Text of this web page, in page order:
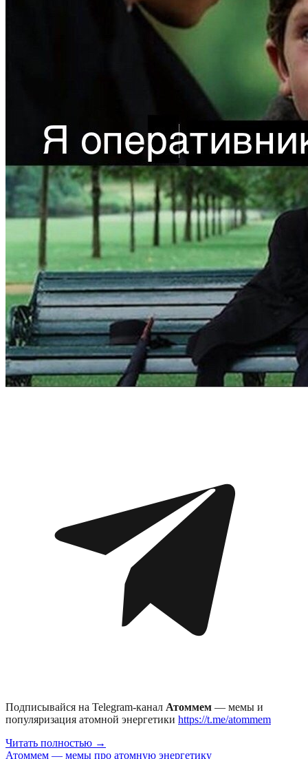
Подписывайся на Telegram-канал Атоммем — мемы и
популяризация атомной энергетики https://t.me/atommem
Читать полностью →
Атоммем — мемы про атомную энергетику